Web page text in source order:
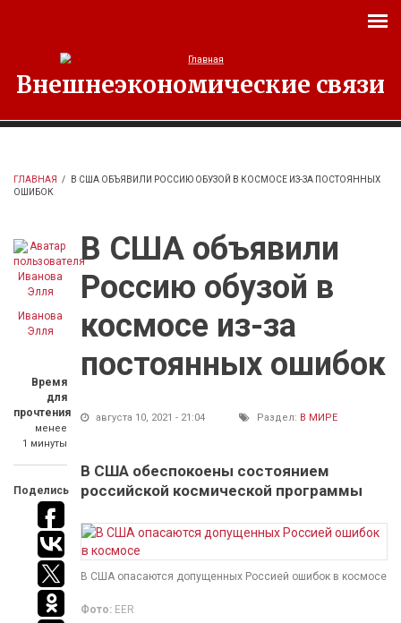
Внешнеэкономические связи
ГЛАВНАЯ /
В США ОБЪЯВИЛИ РОССИЮ ОБУЗОЙ В КОСМОСЕ ИЗ-ЗА ПОСТОЯННЫХ
ОШИБОК
Иванова
Элля
Время
для
прочтения
менее
1 минуты
Поделись
В США объявили
Россию обузой в
космосе из-за
постоянных ошибок
августа 10, 2021 - 21:04 Раздел: В МИРЕ
В США обеспокоены состоянием
российской космической программы
В США опасаются допущенных Россией ошибок в космосе
Фото: EER